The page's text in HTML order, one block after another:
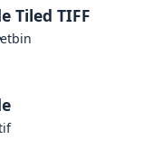
Tiled TIFF
bin